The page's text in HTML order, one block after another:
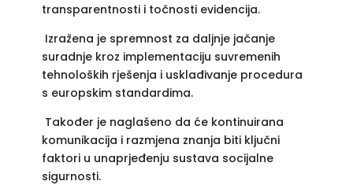
transparentnosti i točnosti evidencija.
Izražena je spremnost za daljnje jačanje
suradnje kroz implementaciju suvremenih
tehnoloških rješenja i usklađivanje procedura
s europskim standardima.
Također je naglašeno da će kontinuirana
komunikacija i razmjena znanja biti ključni
faktori u unaprjeđenju sustava socijalne
sigurnosti.